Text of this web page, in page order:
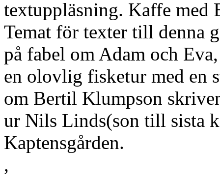
textuppläsning. Kaffe med
Temat för texter till denna
på fabel om Adam och
en olovlig fisketur med en
om Bertil Klumpson
ur Nils Linds(son till sista
Kaptensgården.
,